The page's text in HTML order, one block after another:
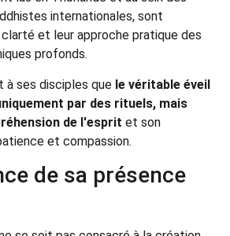
internationales, sont
et leur approche pratique des
profonds.
à ses disciples que le véritable éveil
par des rituels, mais
de l'esprit et son
et compassion.
de sa présence